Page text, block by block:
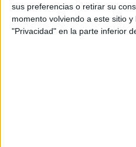
sus preferencias o retirar su
momento volviendo a este sitio
"Privacidad" en la parte inferior
Suscribite ahora